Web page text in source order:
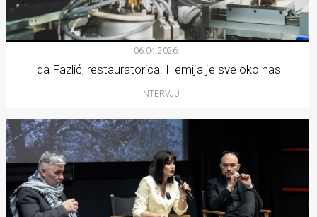
06.04.2026.
Ida Fazlić, restauratorica: Hemija je sve oko nas
INTERVJU